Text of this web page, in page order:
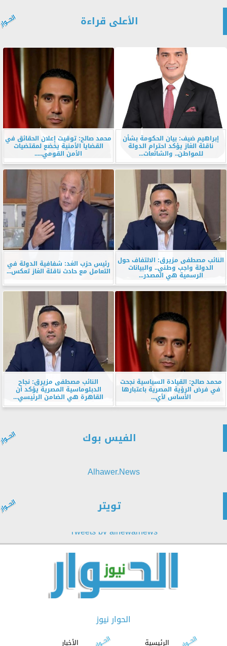
الأعلى قراءة
إبراهيم ضيف: بيان الحكومة بشأن
ناقلة الغاز يؤكد احترام الدولة
للمواطن.. والشائعات...
محمد صالح: توقيت إعلان الحقائق في
القضايا الأمنية يخضع لمقتضيات
الأمن القومي.....
النائب مصطفى مزيرق: الالتفاف حول
الدولة واجب وطني.. والبيانات
الرسمية هي المصدر...
رئيس حزب الغد: شفافية الدولة في
التعامل مع حادث ناقلة الغاز تعكس...
محمد صالح: القيادة السياسية نجحت
في فرض الرؤية المصرية باعتبارها
الأساس لأي...
النائب مصطفى مزيرق: نجاح
الدبلوماسية المصرية يؤكد أن
القاهرة هي الضامن الرئيسي...
الفيس بوك
Alhawer.News
تويتر
Tweets by alhewarnews
الحوار نيوز
الرئيسية الأخبار